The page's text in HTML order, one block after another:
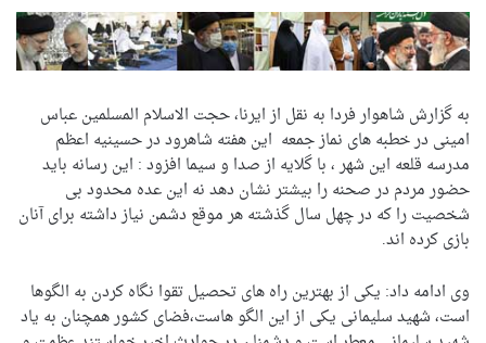
به گزارش شاهوار فردا به نقل از ایرنا، حجت الاسلام المسلمین عباس
امینی در خطبه های نماز جمعه این هفته شاهرود در حسینیه اعظم
مدرسه قلعه این شهر ، با گلایه از صدا و سیما افزود : این رسانه باید
حضور مردم در صحنه را بیشتر نشان دهد نه این عده محدود بی
شخصیت را که در چهل سال گذشته هر موقع دشمن نیاز داشته برای آنان
بازی کرده اند.
وی ادامه داد: یکی از بهترین راه های تحصیل تقوا نگاه کردن به الگوها
است، شهید سلیمانی یکی از این الگو هاست،فضای کشور همچنان به یاد